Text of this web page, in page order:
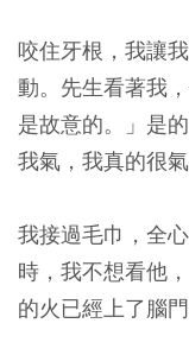
咬住牙根，我讓
動。 先生看著我
是故意的。」是
我氣，我真的很氣
我接過毛巾，全
時，我不想看他
的火已經上了腦